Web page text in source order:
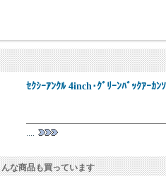
ｾｸｼｰｱﾝｸﾙ 4inch･ｸﾞﾘｰﾝﾊﾞｯｸｱｰｶﾝ
な商品も買っています